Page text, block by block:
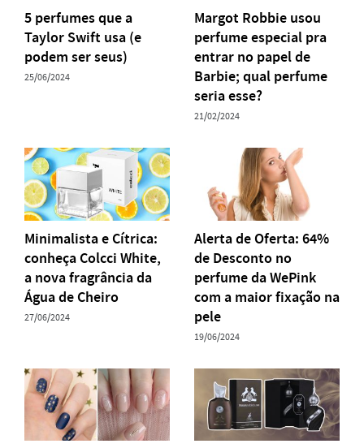
5 perfumes que a
Taylor Swift usa (e
podem ser seus)
25/06/2024
Margot Robbie usou
perfume especial pra
entrar no papel de
Barbie; qual perfume
seria esse?
21/02/2024
Minimalista e Cítrica:
conheça Colcci White,
a nova fragrância da
Água de Cheiro
27/06/2024
Alerta de Oferta: 64%
de Desconto no
perfume da WePink
com a maior fixação na
pele
19/06/2024